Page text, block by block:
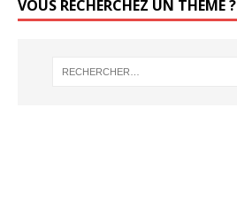
VOUS RECHERCHEZ UN THÈME ?